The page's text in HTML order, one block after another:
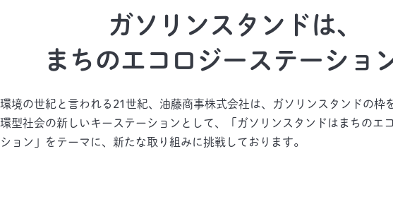
ガソリンスタンドは、
まちのエコロジーステーショ
環境の世紀と言われる21世紀、油藤商事株式会社は、ガソリンスタンドの枠
環型社会の新しいキーステーションとして、「ガソリンスタンドはまちのエ
ション」をテーマに、新たな取り組みに挑戦しております。